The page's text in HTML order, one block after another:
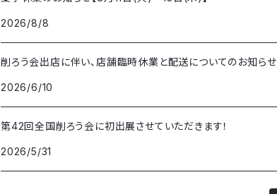
2026/8/8
削ろう会出店に伴い、店舗臨時休業と配送についてのお知らせ
2026/6/10
第42回全国削ろう会に初出展させていただきます！
2026/5/31